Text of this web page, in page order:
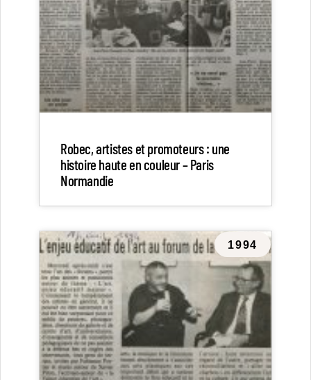
Robec, artistes et promoteurs : une
histoire haute en couleur – Paris
Normandie
1994